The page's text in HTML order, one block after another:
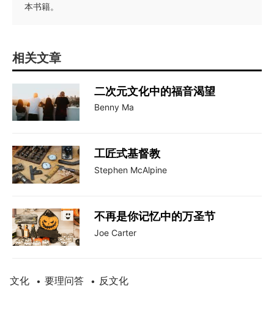
本书籍。
相关文章
二次元文化中的福音渴望
Benny Ma
工匠式基督教
Stephen McAlpine
不再是你记忆中的万圣节
Joe Carter
文化 • 要理问答 • 反文化